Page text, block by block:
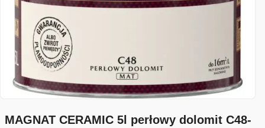
MAGNAT CERAMIC 5l perłowy dolomit C48-